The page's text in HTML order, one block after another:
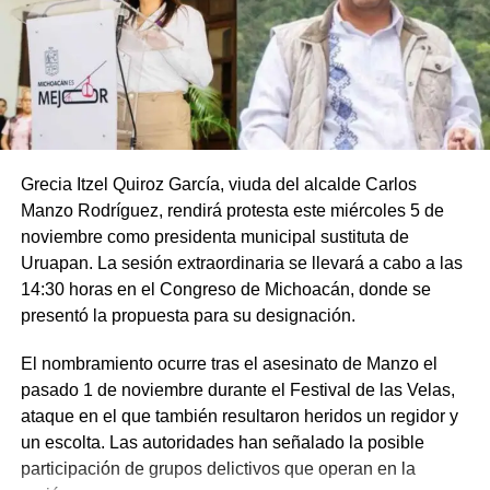
Grecia Itzel Quiroz García, viuda del alcalde Carlos
Manzo Rodríguez, rendirá protesta este miércoles 5 de
noviembre como presidenta municipal sustituta de
Uruapan. La sesión extraordinaria se llevará a cabo a las
14:30 horas en el Congreso de Michoacán, donde se
presentó la propuesta para su designación.
El nombramiento ocurre tras el asesinato de Manzo el
pasado 1 de noviembre durante el Festival de las Velas,
ataque en el que también resultaron heridos un regidor y
un escolta. Las autoridades han señalado la posible
participación de grupos delictivos que operan en la